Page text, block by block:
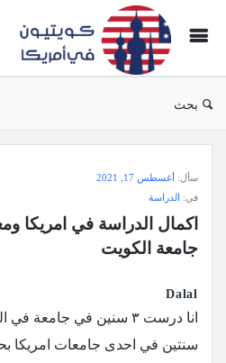
بحث
وجواب
الاحدث
أسئلة
سأل: أغسطس 17, 2021
في: الدراسة
جامعة الكويت
Dalal
‏انا درست ٣ سنين في
سنتين في احدى جامعات امريكا